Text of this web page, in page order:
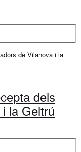
dels
la Geltrú